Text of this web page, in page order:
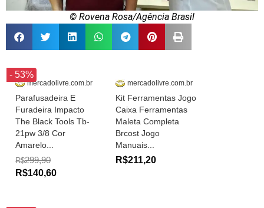
© Rovena Rosa/Agência Brasil
- 53%
mercadolivre.com.br
Parafusadeira E
Furadeira Impacto
The Black Tools Tb-
21pw 3/8 Cor
Amarelo...
R$299,90
R$140,60
mercadolivre.com.br
Kit Ferramentas Jogo
Caixa Ferramentas
Maleta Completa
Brcost Jogo
Manuais...
R$211,20